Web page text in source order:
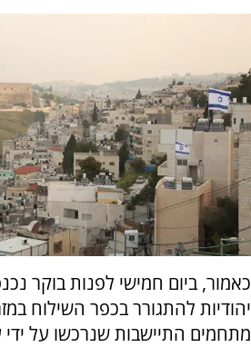
יהודיות להתגורר בכפר השילוח
מתחמים התיישבות שנרכשו על